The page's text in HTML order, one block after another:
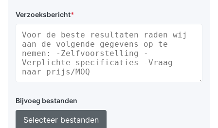
Verzoeksbericht*
Bijvoeg bestanden
Selecteer bestanden